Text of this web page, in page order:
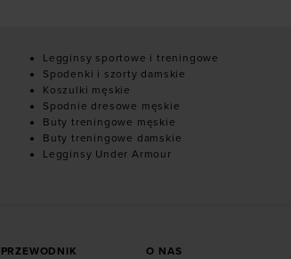
Legginsy sportowe i treningowe
Spodenki i szorty damskie
Koszulki męskie
Spodnie dresowe męskie
Buty treningowe męskie
Buty treningowe damskie
Legginsy Under Armour
PRZEWODNIK O NAS